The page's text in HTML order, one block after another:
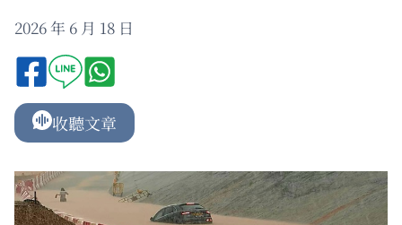
2026 年 6 月 18 日
收聽文章